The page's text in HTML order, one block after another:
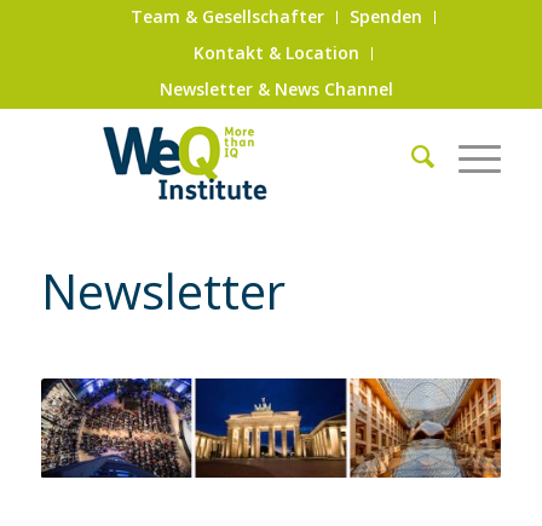
Team & Gesellschafter
Spenden
Kontakt & Location
Newsletter & News Channel
Newsletter